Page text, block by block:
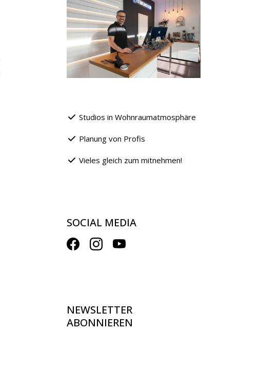
Studios in Wohnraumatmosphäre
Planung von Profis
Vieles gleich zum mitnehmen!
SOCIAL MEDIA
NEWSLETTER
ABONNIEREN